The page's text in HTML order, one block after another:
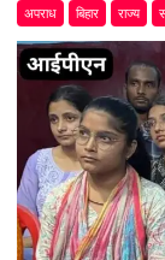
अपराध बिहार राज्य